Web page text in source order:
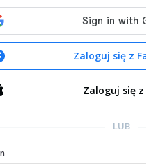
Zaloguj się z
Zaloguj się z
LUB